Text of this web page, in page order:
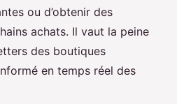
ou d’obtenir des
achats. Il vaut la peine
des boutiques
en temps réel des